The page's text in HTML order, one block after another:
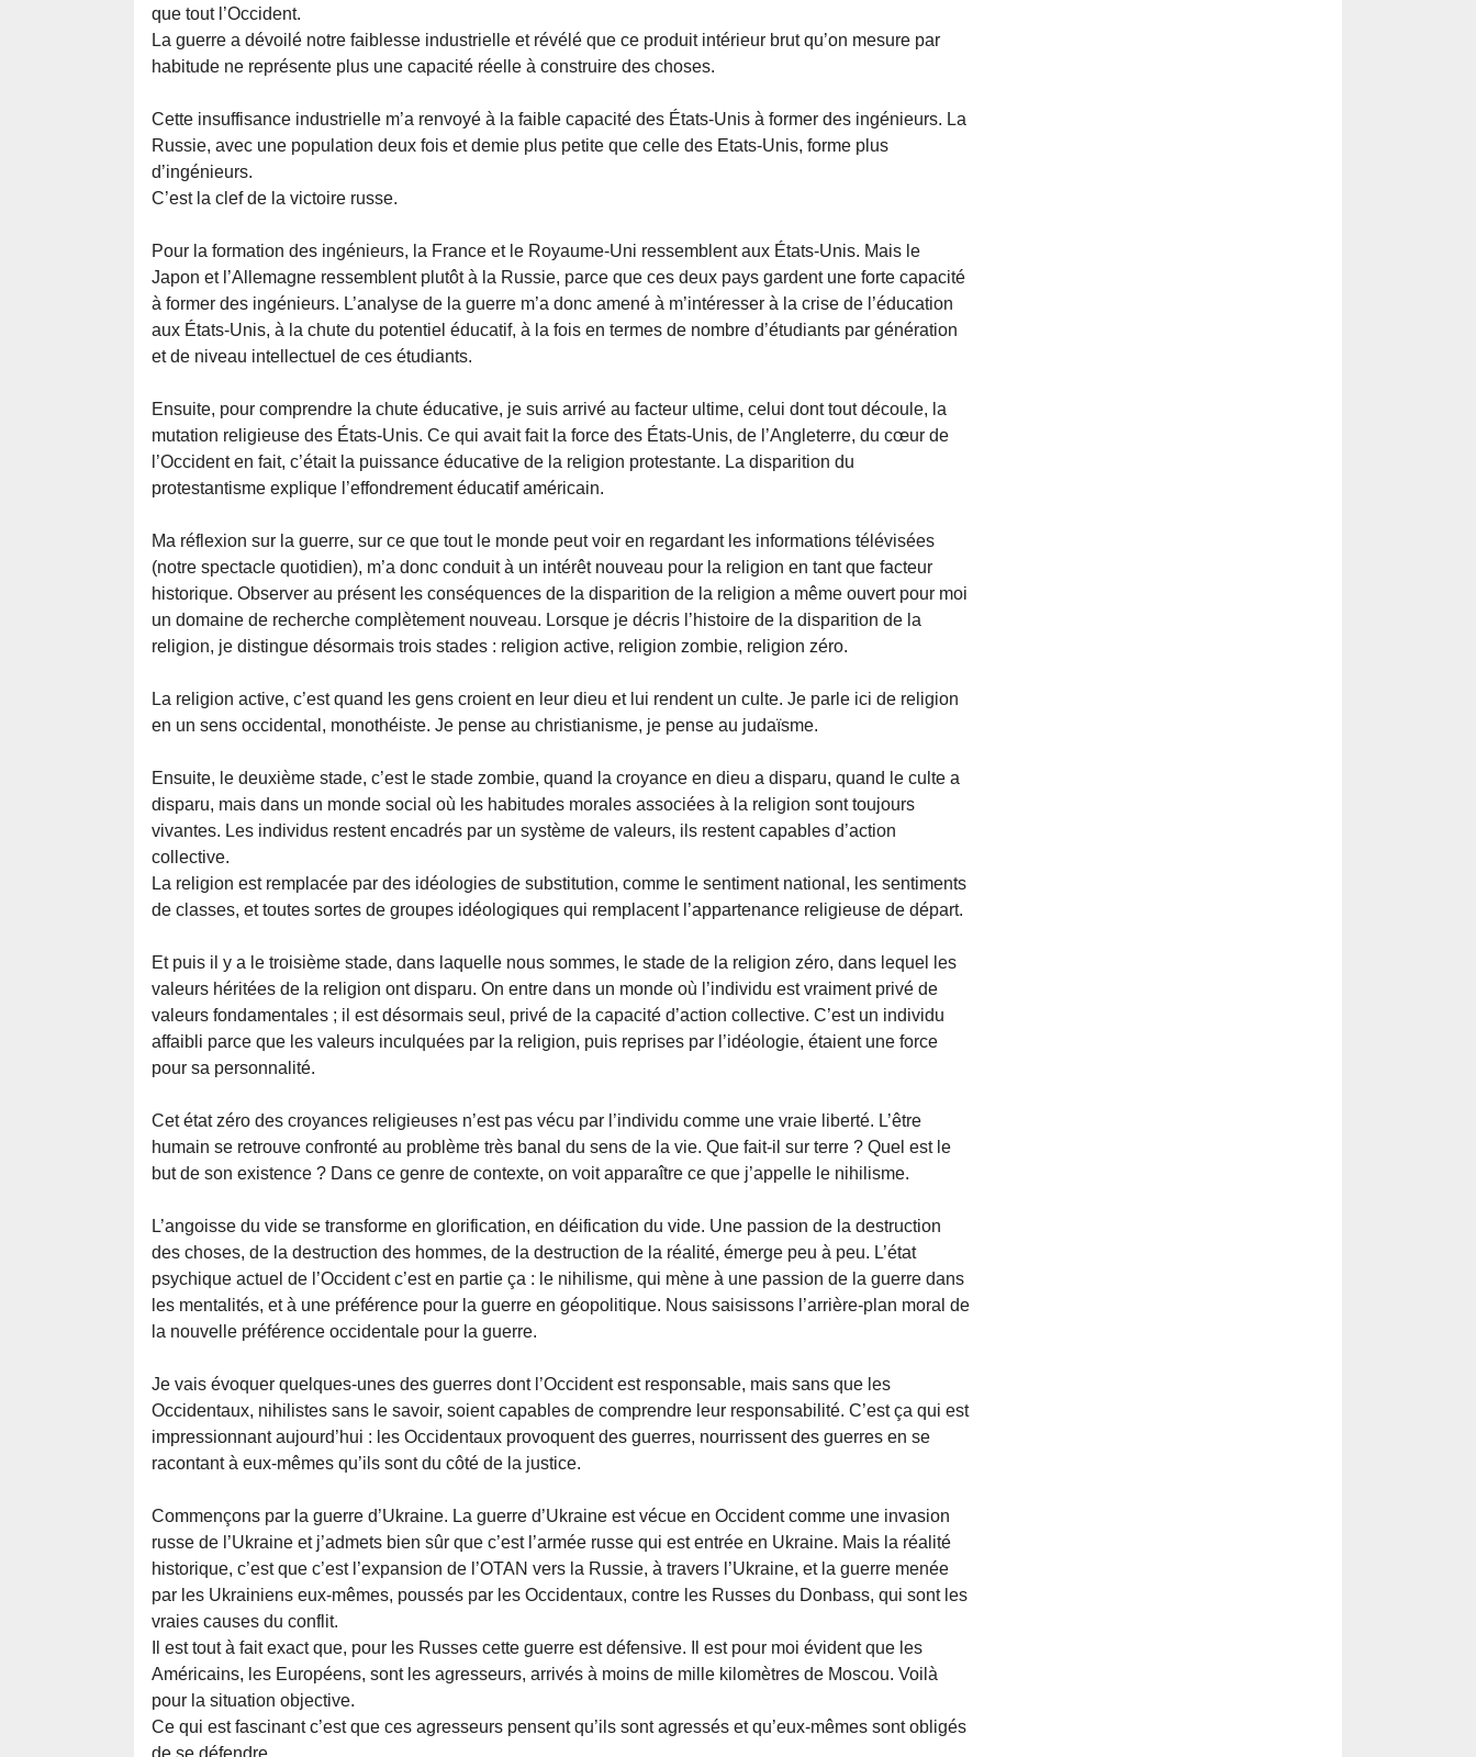
que tout l’Occident.
La guerre a dévoilé notre faiblesse industrielle et révélé que ce produit intérieur brut qu’on mesure par
habitude ne représente plus une capacité réelle à construire des choses.
Cette insuffisance industrielle m’a renvoyé à la faible capacité des États-Unis à former des ingénieurs. La
Russie, avec une population deux fois et demie plus petite que celle des Etats-Unis, forme plus
d’ingénieurs.
C’est la clef de la victoire russe.
Pour la formation des ingénieurs, la France et le Royaume-Uni ressemblent aux États-Unis. Mais le
Japon et l’Allemagne ressemblent plutôt à la Russie, parce que ces deux pays gardent une forte capacité
à former des ingénieurs. L’analyse de la guerre m’a donc amené à m’intéresser à la crise de l’éducation
aux États-Unis, à la chute du potentiel éducatif, à la fois en termes de nombre d’étudiants par génération
et de niveau intellectuel de ces étudiants.
Ensuite, pour comprendre la chute éducative, je suis arrivé au facteur ultime, celui dont tout découle, la
mutation religieuse des États-Unis. Ce qui avait fait la force des États-Unis, de l’Angleterre, du cœur de
l’Occident en fait, c’était la puissance éducative de la religion protestante. La disparition du
protestantisme explique l’effondrement éducatif américain.
Ma réflexion sur la guerre, sur ce que tout le monde peut voir en regardant les informations télévisées
(notre spectacle quotidien), m’a donc conduit à un intérêt nouveau pour la religion en tant que facteur
historique. Observer au présent les conséquences de la disparition de la religion a même ouvert pour moi
un domaine de recherche complètement nouveau. Lorsque je décris l’histoire de la disparition de la
religion, je distingue désormais trois stades : religion active, religion zombie, religion zéro.
La religion active, c’est quand les gens croient en leur dieu et lui rendent un culte. Je parle ici de religion
en un sens occidental, monothéiste. Je pense au christianisme, je pense au judaïsme.
Ensuite, le deuxième stade, c’est le stade zombie, quand la croyance en dieu a disparu, quand le culte a
disparu, mais dans un monde social où les habitudes morales associées à la religion sont toujours
vivantes. Les individus restent encadrés par un système de valeurs, ils restent capables d’action
collective.
La religion est remplacée par des idéologies de substitution, comme le sentiment national, les sentiments
de classes, et toutes sortes de groupes idéologiques qui remplacent l’appartenance religieuse de départ.
Et puis il y a le troisième stade, dans laquelle nous sommes, le stade de la religion zéro, dans lequel les
valeurs héritées de la religion ont disparu. On entre dans un monde où l’individu est vraiment privé de
valeurs fondamentales ; il est désormais seul, privé de la capacité d’action collective. C’est un individu
affaibli parce que les valeurs inculquées par la religion, puis reprises par l’idéologie, étaient une force
pour sa personnalité.
Cet état zéro des croyances religieuses n’est pas vécu par l’individu comme une vraie liberté. L’être
humain se retrouve confronté au problème très banal du sens de la vie. Que fait-il sur terre ? Quel est le
but de son existence ? Dans ce genre de contexte, on voit apparaître ce que j’appelle le nihilisme.
L’angoisse du vide se transforme en glorification, en déification du vide. Une passion de la destruction
des choses, de la destruction des hommes, de la destruction de la réalité, émerge peu à peu. L’état
psychique actuel de l’Occident c’est en partie ça : le nihilisme, qui mène à une passion de la guerre dans
les mentalités, et à une préférence pour la guerre en géopolitique. Nous saisissons l’arrière-plan moral de
la nouvelle préférence occidentale pour la guerre.
Je vais évoquer quelques-unes des guerres dont l’Occident est responsable, mais sans que les
Occidentaux, nihilistes sans le savoir, soient capables de comprendre leur responsabilité. C’est ça qui est
impressionnant aujourd’hui : les Occidentaux provoquent des guerres, nourrissent des guerres en se
racontant à eux-mêmes qu’ils sont du côté de la justice.
Commençons par la guerre d’Ukraine. La guerre d’Ukraine est vécue en Occident comme une invasion
russe de l’Ukraine et j’admets bien sûr que c’est l’armée russe qui est entrée en Ukraine. Mais la réalité
historique, c’est que c’est l’expansion de l’OTAN vers la Russie, à travers l’Ukraine, et la guerre menée
par les Ukrainiens eux-mêmes, poussés par les Occidentaux, contre les Russes du Donbass, qui sont les
vraies causes du conflit.
Il est tout à fait exact que, pour les Russes cette guerre est défensive. Il est pour moi évident que les
Américains, les Européens, sont les agresseurs, arrivés à moins de mille kilomètres de Moscou. Voilà
pour la situation objective.
Ce qui est fascinant c’est que ces agresseurs pensent qu’ils sont agressés et qu’eux-mêmes sont obligés